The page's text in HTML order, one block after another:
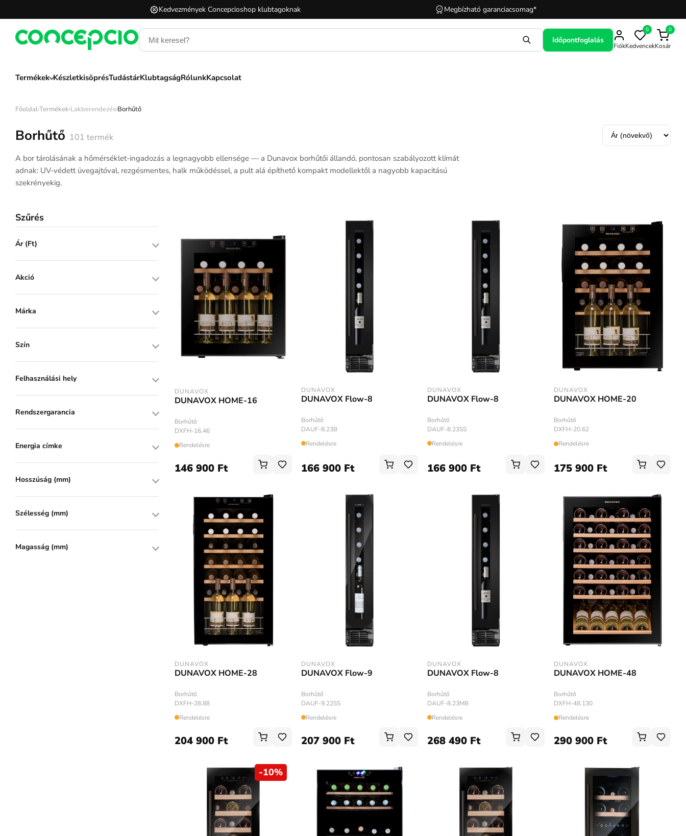
Kedvezmények Concepcioshop klubtagoknak Megbízható garanciacsomag*
Időpontfoglalás
Fiók
0
Kedvencek
0
Kosár
Termékek KészletkisöprésTudástárKlubtagságRólunkKapcsolat
Főoldal›Termékek›Lakberendezés›Borhűtő
Borhűtő 101 termék Rendezés
A bor tárolásának a hőmérséklet-ingadozás a legnagyobb ellensége — a Dunavox borhűtői állandó, pontosan szabályozott klímát
adnak: UV-védett üvegajtóval, rezgésmentes, halk működéssel, a pult alá építhető kompakt modellektől a nagyobb kapacitású
szekrényekig.
Szűrés
Ár (Ft)
Akció
Márka
Szín
Felhasználási hely
Rendszergarancia
Energia címke
Hosszúság (mm)
Szélesség (mm)
Magasság (mm)
DUNAVOX
DUNAVOX HOME-16
Borhűtő
DXFH-16.46
Rendelésre
146 900 Ft
DUNAVOX
DUNAVOX Flow-8
Borhűtő
DAUF-8.23B
Rendelésre
166 900 Ft
DUNAVOX
DUNAVOX Flow-8
Borhűtő
DAUF-8.23SS
Rendelésre
166 900 Ft
DUNAVOX
DUNAVOX HOME-20
Borhűtő
DXFH-20.62
Rendelésre
175 900 Ft
DUNAVOX
DUNAVOX HOME-28
Borhűtő
DXFH-28.88
Rendelésre
204 900 Ft
DUNAVOX
DUNAVOX Flow-9
Borhűtő
DAUF-9.22SS
Rendelésre
207 900 Ft
DUNAVOX
DUNAVOX Flow-8
Borhűtő
DAUF-8.23MB
Rendelésre
268 490 Ft
DUNAVOX
DUNAVOX HOME-48
Borhűtő
DXFH-48.130
Rendelésre
290 900 Ft
-10%